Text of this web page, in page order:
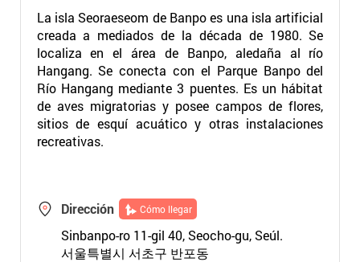
La isla Seoraeseom de Banpo es una isla artificial
creada a mediados de la década de 1980. Se
localiza en el área de Banpo, aledaña al río
Hangang. Se conecta con el Parque Banpo del
Río Hangang mediante 3 puentes. Es un hábitat
de aves migratorias y posee campos de flores,
sitios de esquí acuático y otras instalaciones
recreativas.
Dirección Cómo llegar
Sinbanpo-ro 11-gil 40, Seocho-gu, Seúl.
서울특별시 서초구 반포동